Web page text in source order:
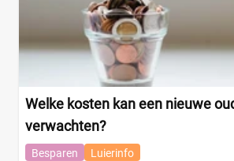
Welke kosten kan een nieuwe
verwachten?
Besparen Luierinfo